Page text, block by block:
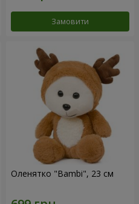
Замовити
Оленятко "Bambi", 23 см